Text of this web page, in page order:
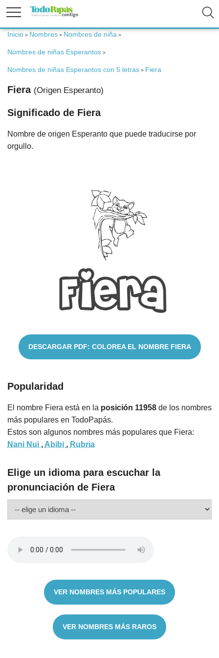
Fertilidad
Embarazo
Bebé
Padres
Inicio > Nombres > Nombres de niña >
Nombres de niñas Esperantos >
Nombres de niñas Esperantos con 5 letras > Fiera
Fiera (Origen Esperanto)
Significado de Fiera
Nombre de origen Esperanto que puede traducirse por
orgullo.
DESCARGAR PDF: COLOREA EL NOMBRE FIERA
Popularidad
El nombre Fiera está en la posición 11958 de los nombres
más populares en TodoPapás.
Estos son algunos nombres más populares que Fiera:
Nani Nui , Abibi , Rubria
Elige un idioma para escuchar la
pronunciación de Fiera
VER NOMBRES MÁS POPULARES
VER NOMBRES MÁS RAROS